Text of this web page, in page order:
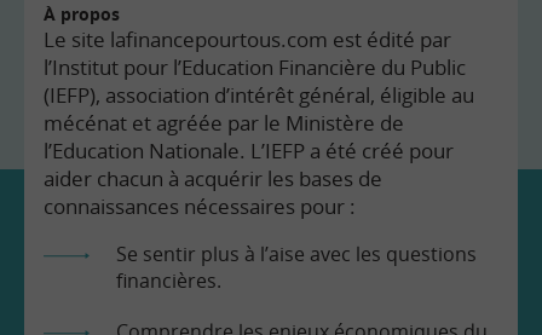
À propos
Le site lafinancepourtous.com est édité par
l’Institut pour l’Education Financière du Public
(IEFP), association d’intérêt général, éligible au
mécénat et agréée par le Ministère de
l’Education Nationale. L’IEFP a été créé pour
aider chacun à acquérir les bases de
connaissances nécessaires pour :
Se sentir plus à l’aise avec les questions
financières.